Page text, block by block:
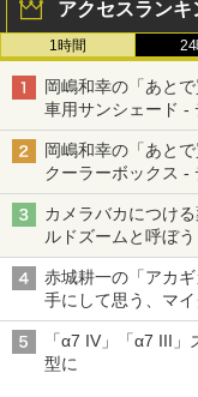
アクセスランキ
1時間 24
岡嶋和幸の「あと
車用サンシェード -
岡嶋和幸の「あと
クーラーボックス -
カメラバカにつけ
ルドズームと呼ぼう
赤城耕一の「アカ
手にして思う、マ
「α7 IV」「α7 III
型に